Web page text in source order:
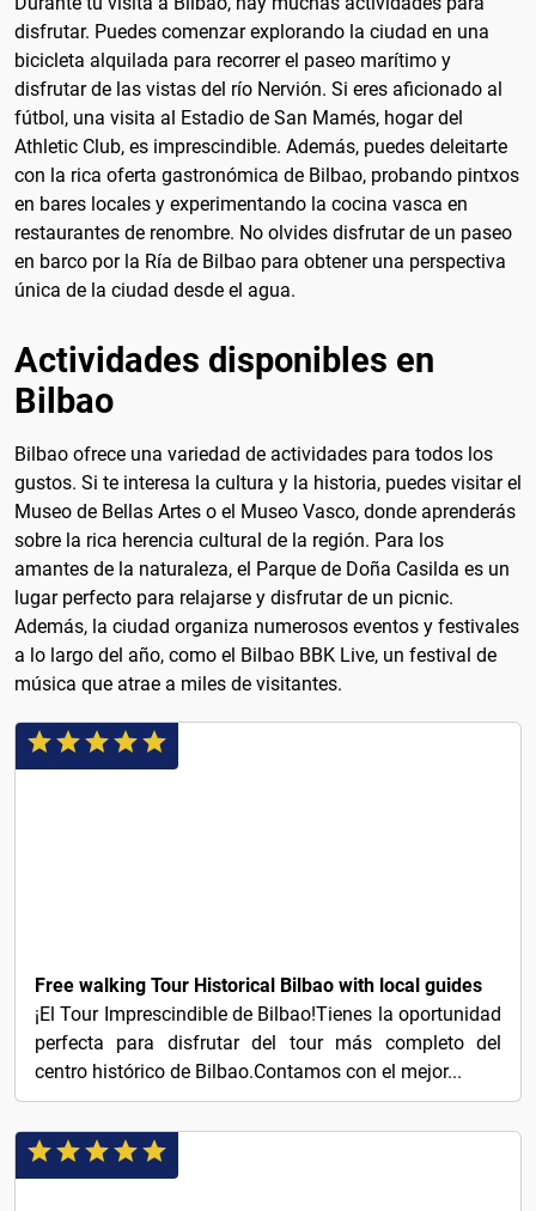
disfrutar. Puedes comenzar explorando la ciudad en una
bicicleta alquilada para recorrer el paseo marítimo y
disfrutar de las vistas del río Nervión. Si eres aficionado al
fútbol, una visita al Estadio de San Mamés, hogar del
Athletic Club, es imprescindible. Además, puedes deleitarte
con la rica oferta gastronómica de Bilbao, probando pintxos
en bares locales y experimentando la cocina vasca en
restaurantes de renombre. No olvides disfrutar de un paseo
en barco por la Ría de Bilbao para obtener una perspectiva
única de la ciudad desde el agua.
Actividades disponibles en
Bilbao
Bilbao ofrece una variedad de actividades para todos los
gustos. Si te interesa la cultura y la historia, puedes visitar el
Museo de Bellas Artes o el Museo Vasco, donde aprenderás
sobre la rica herencia cultural de la región. Para los
amantes de la naturaleza, el Parque de Doña Casilda es un
lugar perfecto para relajarse y disfrutar de un picnic.
Además, la ciudad organiza numerosos eventos y festivales
a lo largo del año, como el Bilbao BBK Live, un festival de
música que atrae a miles de visitantes.
Free walking Tour Historical Bilbao with local guides
¡El Tour Imprescindible de Bilbao!Tienes la oportunidad
perfecta para disfrutar del tour más completo del
centro histórico de Bilbao.Contamos con el mejor...